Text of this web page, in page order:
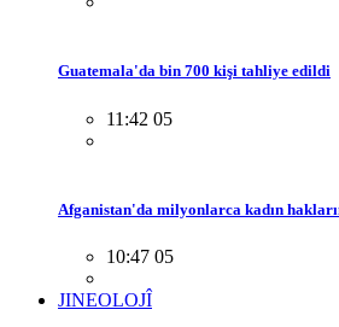
Guatemala'da bin 700 kişi tahliye edildi
11:42 05
Afganistan'da milyonlarca kadın
10:47 05
JINEOLOJÎ